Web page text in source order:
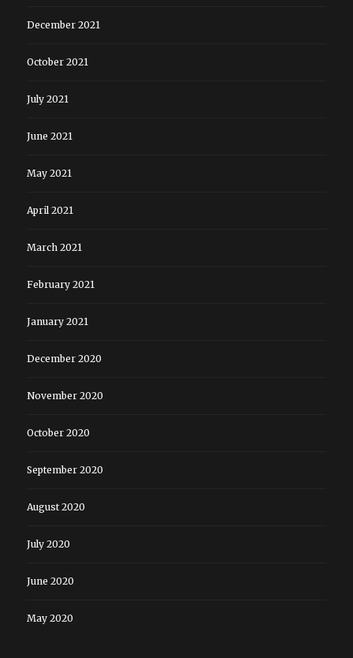
December 2021
October 2021
July 2021
June 2021
May 2021
April 2021
March 2021
February 2021
January 2021
December 2020
November 2020
October 2020
September 2020
August 2020
July 2020
June 2020
May 2020